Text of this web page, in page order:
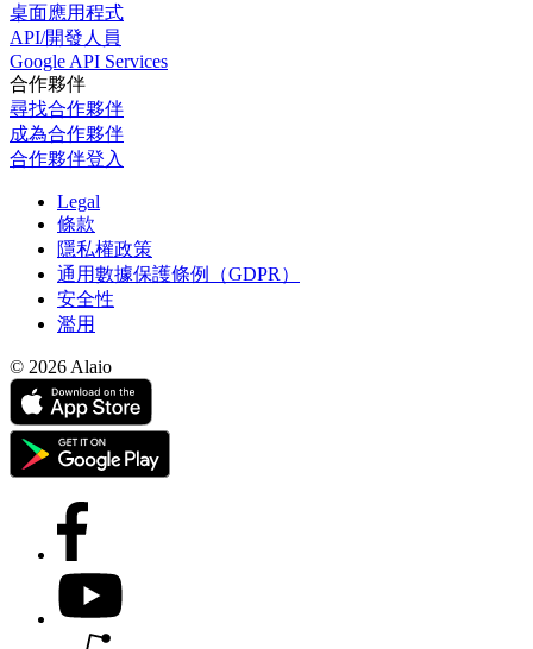
桌面應用程式
API/開發人員
Google API Services
合作夥伴
尋找合作夥伴
成為合作夥伴
合作夥伴登入
Legal
條款
隱私權政策
通用數據保護條例（GDPR）
安全性
濫用
© 2026 Alaio